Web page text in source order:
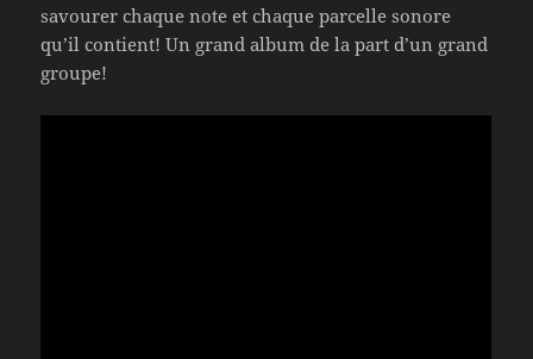
savourer chaque note et chaque parcelle sonore
qu’il contient! Un grand album de la part d’un grand
groupe!